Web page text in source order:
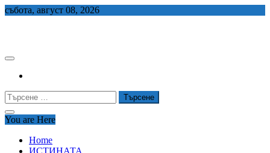
Skip
събота, август 08, 2026
Търсене
за:
You are Here
Home
ИСТИНАТА